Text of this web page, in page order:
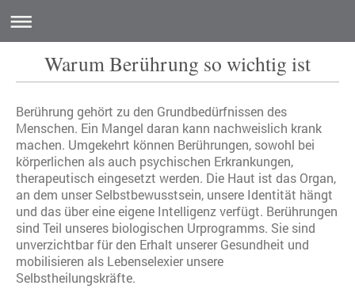
Warum Berührung so wichtig ist
Berührung gehört zu den Grundbedürfnissen des
Menschen. Ein Mangel daran kann nachweislich krank
machen. Umgekehrt können Berührungen, sowohl bei
körperlichen als auch psychischen Erkrankungen,
therapeutisch eingesetzt werden. Die Haut ist das Organ,
an dem unser Selbstbewusstsein, unsere Identität hängt
und das über eine eigene Intelligenz verfügt. Berührungen
sind Teil unseres biologischen Urprogramms. Sie sind
unverzichtbar für den Erhalt unserer Gesundheit und
mobilisieren als Lebenselexier unsere
Selbstheilungskräfte.